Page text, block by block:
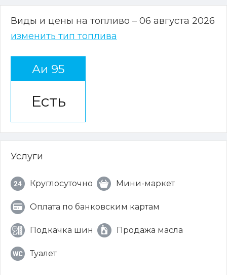
Виды и цены на топливо – 06 августа 2026
изменить тип топлива
Аи 95
Есть
Услуги
Круглосуточно Мини-маркет
Оплата по банковским картам
Подкачка шин Продажа масла
Туалет